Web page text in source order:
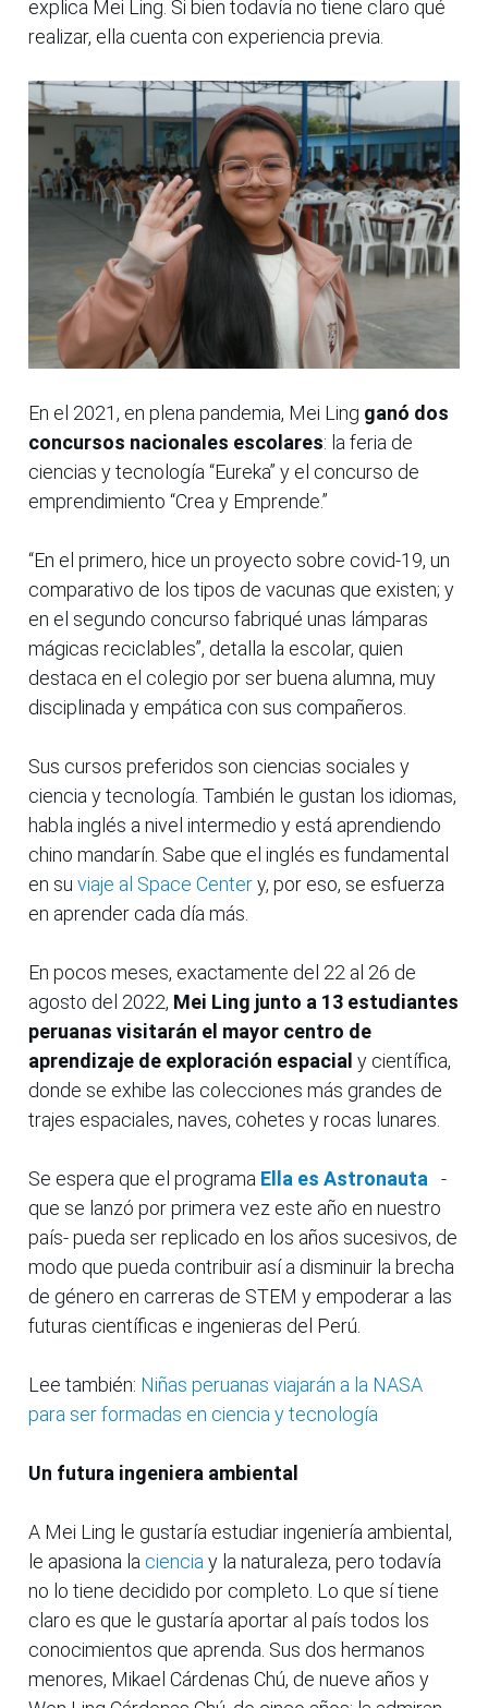
explica Mei Ling. Si bien todavía no tiene claro qué
realizar, ella cuenta con experiencia previa.
En el 2021, en plena pandemia, Mei Ling ganó dos
concursos nacionales escolares: la feria de
ciencias y tecnología “Eureka” y el concurso de
emprendimiento “Crea y Emprende.”
“En el primero, hice un proyecto sobre covid-19, un
comparativo de los tipos de vacunas que existen; y
en el segundo concurso fabriqué unas lámparas
mágicas reciclables”, detalla la escolar, quien
destaca en el colegio por ser buena alumna, muy
disciplinada y empática con sus compañeros.
Sus cursos preferidos son ciencias sociales y
ciencia y tecnología. También le gustan los idiomas,
habla inglés a nivel intermedio y está aprendiendo
chino mandarín. Sabe que el inglés es fundamental
en su viaje al Space Centery, por eso, se esfuerza
en aprender cada día más.
En pocos meses, exactamente del 22 al 26 de
agosto del 2022, Mei Ling junto a 13 estudiantes
peruanas visitarán el mayor centro de
aprendizaje de exploración espacial y científica,
donde se exhibe las colecciones más grandes de
trajes espaciales, naves, cohetes y rocas lunares.
Se espera que el programa Ella es Astronauta
-
que se lanzó por primera vez este año en nuestro
país- pueda ser replicado en los años sucesivos, de
modo que pueda contribuir así a disminuir la brecha
de género en carreras de STEM y empoderar a las
futuras científicas e ingenieras del Perú.
Lee también: Niñas peruanas viajarán a la NASA
para ser formadas en ciencia y tecnología
Un futura ingeniera ambiental
A Mei Ling le gustaría estudiar ingeniería ambiental,
le apasiona la ciencia y la naturaleza, pero todavía
no lo tiene decidido por completo. Lo que sí tiene
claro es que le gustaría aportar al país todos los
conocimientos que aprenda. Sus dos hermanos
menores, Mikael Cárdenas Chú, de nueve años y